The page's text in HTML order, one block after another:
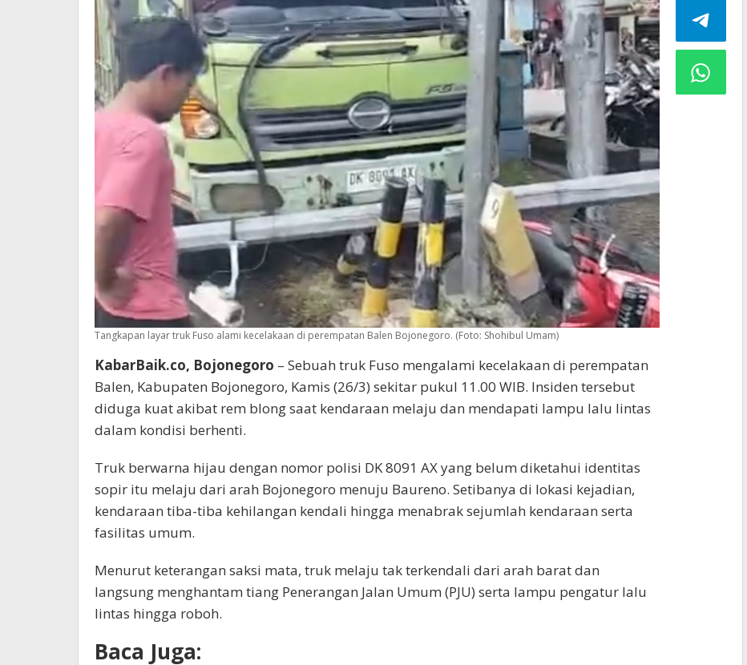
Tangkapan layar truk Fuso alami kecelakaan di perempatan Balen Bojonegoro. (Foto: Shohibul Umam)
KabarBaik.co, Bojonegoro – Sebuah truk Fuso mengalami kecelakaan di perempatan
Balen, Kabupaten Bojonegoro, Kamis (26/3) sekitar pukul 11.00 WIB. Insiden tersebut
diduga kuat akibat rem blong saat kendaraan melaju dan mendapati lampu lalu lintas
dalam kondisi berhenti.
Truk berwarna hijau dengan nomor polisi DK 8091 AX yang belum diketahui identitas
sopir itu melaju dari arah Bojonegoro menuju Baureno. Setibanya di lokasi kejadian,
kendaraan tiba-tiba kehilangan kendali hingga menabrak sejumlah kendaraan serta
fasilitas umum.
Menurut keterangan saksi mata, truk melaju tak terkendali dari arah barat dan
langsung menghantam tiang Penerangan Jalan Umum (PJU) serta lampu pengatur lalu
lintas hingga roboh.
Baca Juga: